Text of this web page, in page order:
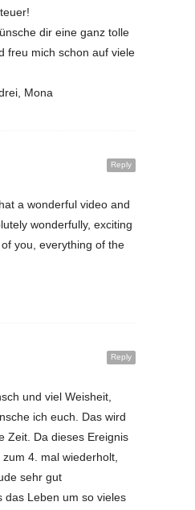
dir eine ganz tolle
freu mich schon auf viele
Mona
Reply
a wonderful video and
wonderfully, exciting
you, everything of the
Reply
und viel Weisheit,
ich euch. Das wird
Zeit. Da dieses Ereignis
4. mal wiederholt,
sehr gut
das Leben um so vieles